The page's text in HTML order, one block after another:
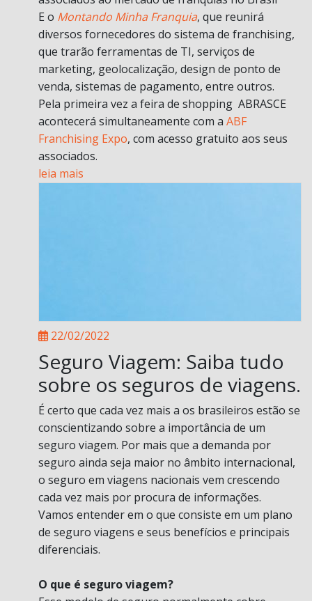
E o Montando Minha Franquia, que reunirá
diversos fornecedores do sistema de franchising,
que trarão ferramentas de TI, serviços de
marketing, geolocalização, design de ponto de
venda, sistemas de pagamento, entre outros.
Pela primeira vez a feira de shopping ABRASCE
acontecerá simultaneamente com a ABF
Franchising Expo, com acesso gratuito aos seus
associados.
leia mais
22/02/2022
Seguro Viagem: Saiba tudo
sobre os seguros de viagens.
É certo que cada vez mais a os brasileiros estão se
conscientizando sobre a importância de um
seguro viagem. Por mais que a demanda por
seguro ainda seja maior no âmbito internacional,
o seguro em viagens nacionais vem crescendo
cada vez mais por procura de informações.
Vamos entender em o que consiste em um plano
de seguro viagens e seus benefícios e principais
diferenciais.
O que é seguro viagem?